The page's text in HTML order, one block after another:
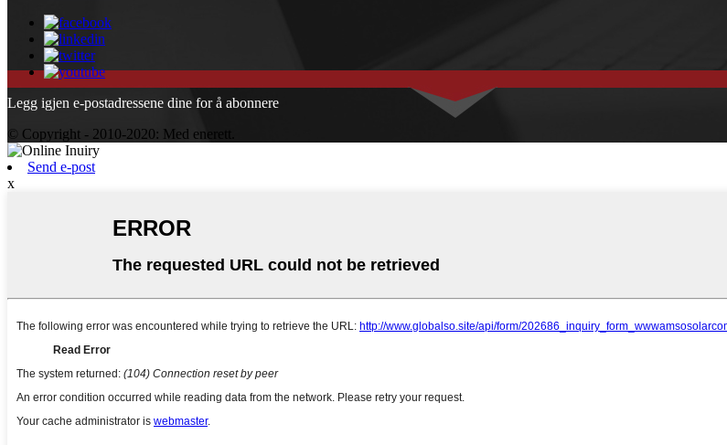
Legg igjen e-postadressene dine for å abonnere
© Copyright - 2010-2020: Med enerett.
Send e-post
x